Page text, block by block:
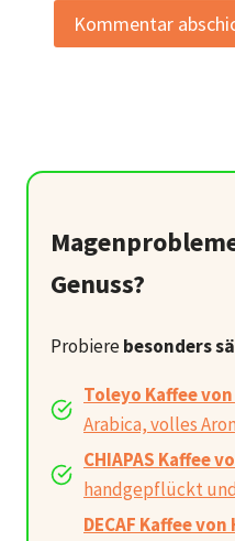
Genuss?
Probierebesonders
Toleyo Kaffee
Arabica, volles
CHIAPAS Kaffee
handgepflückt
DECAF Kaffee